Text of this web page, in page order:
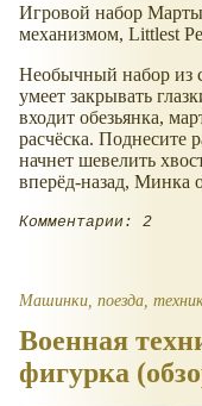
Игровой набор
механизмом, Littlest
Необычный набор из
умеет закрывать
входит обезьянка,
расчёска. Поднесите
начнет шевелить
вперёд-назад, Минка
Комментарии: 2
Машинки, поезда,
Военная
фигурка